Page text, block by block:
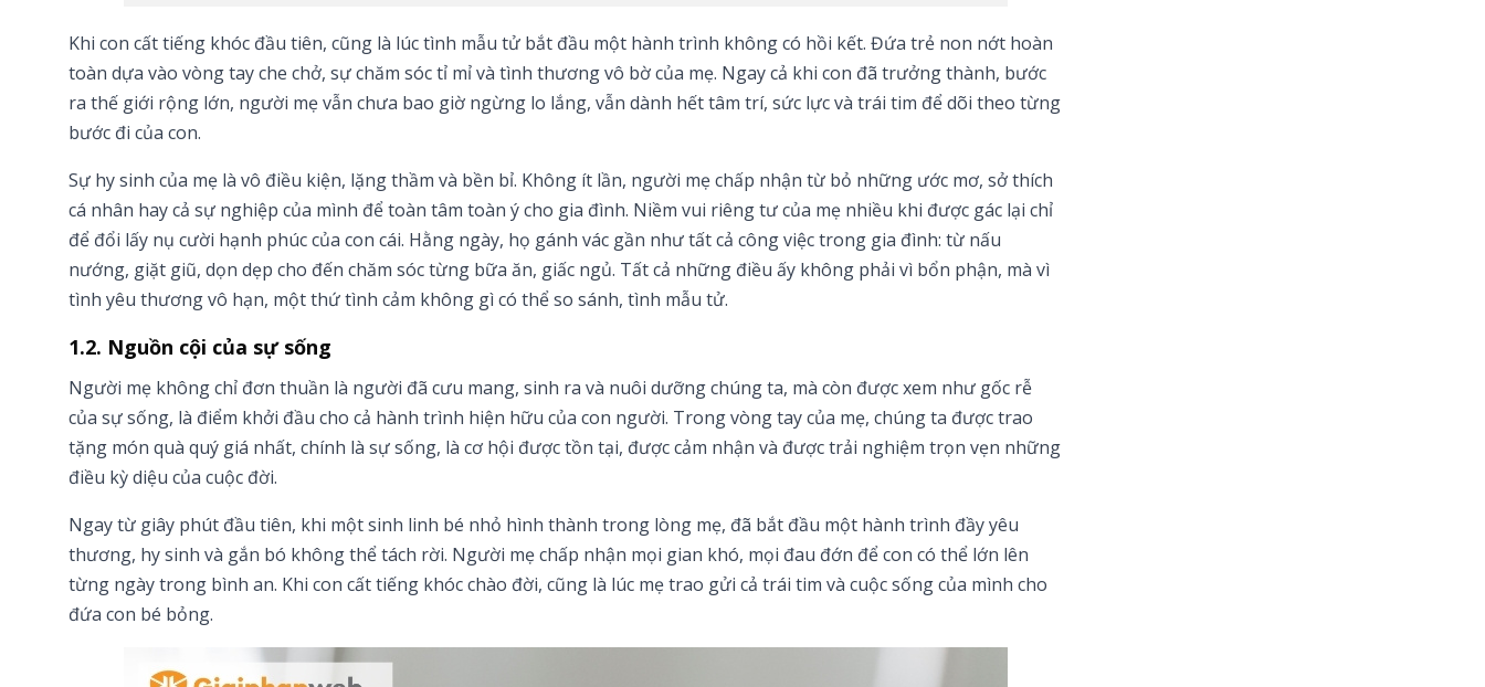
Khi con cất tiếng khóc đầu tiên, cũng là lúc tình mẫu tử bắt đầu một hành trình không có hồi kết. Đứa trẻ non nớt hoàn
toàn dựa vào vòng tay che chở, sự chăm sóc tỉ mỉ và tình thương vô bờ của mẹ. Ngay cả khi con đã trưởng thành, bước
ra thế giới rộng lớn, người mẹ vẫn chưa bao giờ ngừng lo lắng, vẫn dành hết tâm trí, sức lực và trái tim để dõi theo từng
bước đi của con.
Sự hy sinh của mẹ là vô điều kiện, lặng thầm và bền bỉ. Không ít lần, người mẹ chấp nhận từ bỏ những ước mơ, sở thích
cá nhân hay cả sự nghiệp của mình để toàn tâm toàn ý cho gia đình. Niềm vui riêng tư của mẹ nhiều khi được gác lại chỉ
để đổi lấy nụ cười hạnh phúc của con cái. Hằng ngày, họ gánh vác gần như tất cả công việc trong gia đình: từ nấu
nướng, giặt giũ, dọn dẹp cho đến chăm sóc từng bữa ăn, giấc ngủ. Tất cả những điều ấy không phải vì bổn phận, mà vì
tình yêu thương vô hạn, một thứ tình cảm không gì có thể so sánh, tình mẫu tử.
1.2. Nguồn cội của sự sống
Người mẹ không chỉ đơn thuần là người đã cưu mang, sinh ra và nuôi dưỡng chúng ta, mà còn được xem như gốc rễ
của sự sống, là điểm khởi đầu cho cả hành trình hiện hữu của con người. Trong vòng tay của mẹ, chúng ta được trao
tặng món quà quý giá nhất, chính là sự sống, là cơ hội được tồn tại, được cảm nhận và được trải nghiệm trọn vẹn những
điều kỳ diệu của cuộc đời.
Ngay từ giây phút đầu tiên, khi một sinh linh bé nhỏ hình thành trong lòng mẹ, đã bắt đầu một hành trình đầy yêu
thương, hy sinh và gắn bó không thể tách rời. Người mẹ chấp nhận mọi gian khó, mọi đau đớn để con có thể lớn lên
từng ngày trong bình an. Khi con cất tiếng khóc chào đời, cũng là lúc mẹ trao gửi cả trái tim và cuộc sống của mình cho
đứa con bé bỏng.